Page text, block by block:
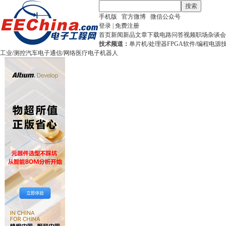
搜索
手机版
官方微博
微信公众号
登录 免费注册
首页新闻新品文章下载电路问答视频职场杂谈
技术频道： 单片机/处理器FPGA软件/编程电源
工业/测控汽车电子通信/网络医疗电子机器人